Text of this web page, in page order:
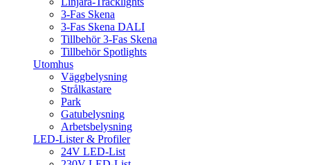
3-Fas Skena
3-Fas Skena DALI
Tillbehör 3-Fas Skena
Tillbehör Spotlights
Utomhus
Väggbelysning
Strålkastare
Park
Gatubelysning
Arbetsbelysning
LED-Lister & Profiler
24V LED-List